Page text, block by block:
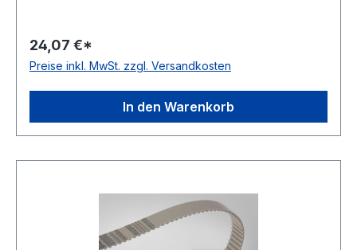
Norm DIN 7721 antistatisch nein
24,07 €*
Preise inkl. MwSt. zzgl. Versandkosten
In den Warenkorb